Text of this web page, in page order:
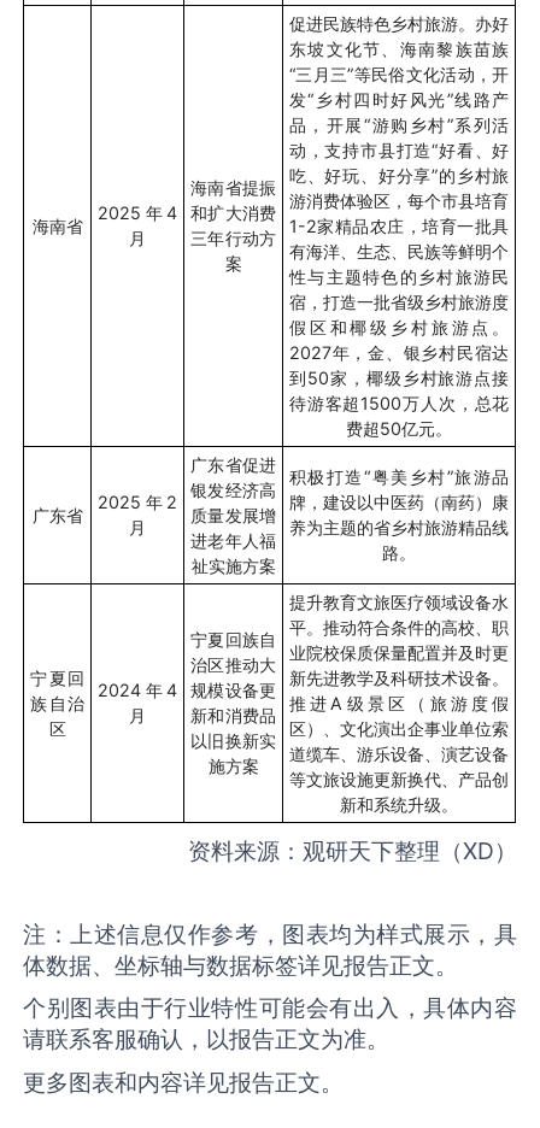
海南省
2025 年4
月
海南省提振
和扩大消费
三年行动方
案
促进民族特色乡村旅游。办好
东坡文化节、海南黎族苗族
“三月三”等民俗文化活动，开
发“ 乡村四时好风光”线路产
品，开展“游购乡村”系列活
动，支持市县打造“好看、好
吃、好玩、好分享”的乡村旅
游消费体验区，每个市县培育
1-2家精品农庄，培育一批具
有海洋、生态、民族等鲜明个
性与主题特色的乡村旅游民
宿，打造一批省级乡村旅游度
假区和椰级乡村旅游点。
2027年，金、银乡村民宿达
到50家，椰级乡村旅游点接
待游客超 1500万人次，总花
费超50亿元。
广东省
2025 年 2
月
广东省促进
银发经济高
质量发展增
进老年人福
祉实施方案
积极打造“粤美乡村”旅游品
牌，建设以中医药（南药）康
养为主题的省乡村旅游精品线
路。
宁夏回
族自治
区
2024年4
月
宁夏回族自
治区推动大
规模设备更
新和消费品
以旧换新实
施方案
提升教育文旅医疗领域设备水
平。推动符合条件的高校、职
业院校保质保量配置并及时更
新先进教学及科研技术设备。
推进 A 级景区（旅游度假
区）、文化演出企事业单位索
道缆车、游乐设备、演艺设备
等文旅设施更新换代、产品创
新和系统升级。
资料来源：观研天下整理（XD）
注：上述信息仅作参考，图表均为样式展示，具
体数据、坐标轴与数据标签详见报告正文。
个别图表由于行业特性可能会有出入，具体内容
请联系客服确认，以报告正文为准。
更多图表和内容详见报告正文。